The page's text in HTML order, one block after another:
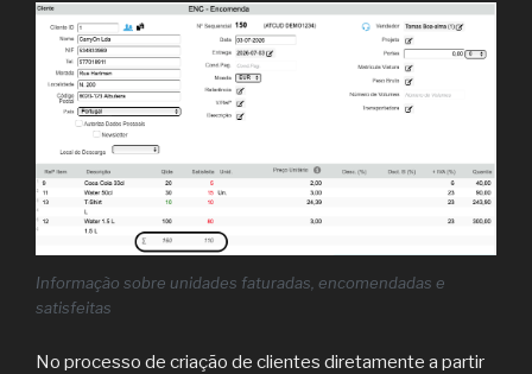
Informação sobre unidades faturadas, encomendadas e
satisfeitas
No processo de criação de clientes diretamente a partir